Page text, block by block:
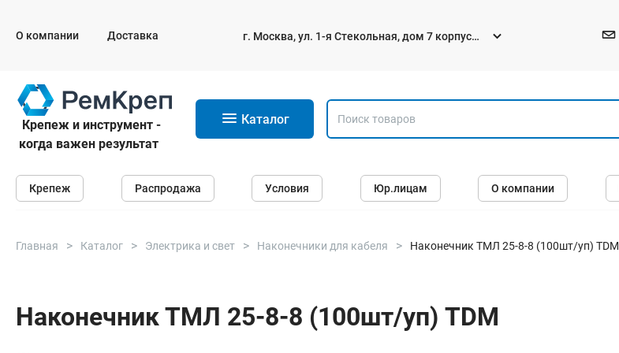
О компании Доставка
г. Москва, ул. 1-я Стекольная, дом 7 корпус
Крепеж и инструмент -
когда важен результат
Каталог
Крепеж
Анкеры
Саморезы и шурупы
Электро и бензоинструменты
Перфораторы
Шуруповерты
Крепеж Распродажа Условия Юр.лицам О компании
Главная Каталог Электрика и свет Наконечники для кабеля Наконечник ТМЛ 25-8-8 (100шт/уп) TDM
Наконечник ТМЛ 25-8-8 (100шт/уп) TDM